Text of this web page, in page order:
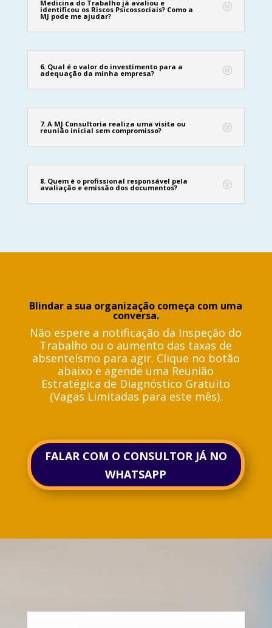
Medicina do Trabalho já avaliou e
identificou os Riscos Psicossociais? Como a
MJ pode me ajudar?
6. Qual é o valor do investimento para a
adequação da minha empresa?
7. A MJ Consultoria realiza uma visita ou
reunião inicial sem compromisso?
8. Quem é o profissional responsável pela
avaliação e emissão dos documentos?
Blindar a sua organização começa com uma
conversa.
Não espere a notificação da Inspeção do
Trabalho ou o aumento das taxas de
absenteísmo para agir. Clique no botão
abaixo e agende uma Reunião
Estratégica de Diagnóstico Gratuito
(Vagas Limitadas para este mês).
FALAR COM O CONSULTOR JÁ NO
WHATSAPP